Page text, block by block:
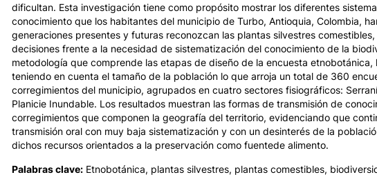
dificultan. Esta investigación tiene como propósito mostrar los diferentes
conocimiento que los habitantes del municipio de Turbo, Antioquia, Colombia,
generaciones presentes y futuras reconozcan las plantas silvestres
decisiones frente a la necesidad de sistematización del conocimiento de la
metodología que comprende las etapas de diseño de la encuesta etnobotánica,
teniendo en cuenta el tamaño de la población lo que arroja un total de 360
corregimientos del municipio, agrupados en cuatro sectores fisiográficos:
Planicie Inundable. Los resultados muestran las formas de transmisión de
corregimientos que componen la geografía del territorio, evidenciando que
transmisión oral con muy baja sistematización y con un desinterés de la
dichos recursos orientados a la preservación como fuentede alimento.
Palabras clave:Etnobotánica, plantas silvestres, plantas comestibles,